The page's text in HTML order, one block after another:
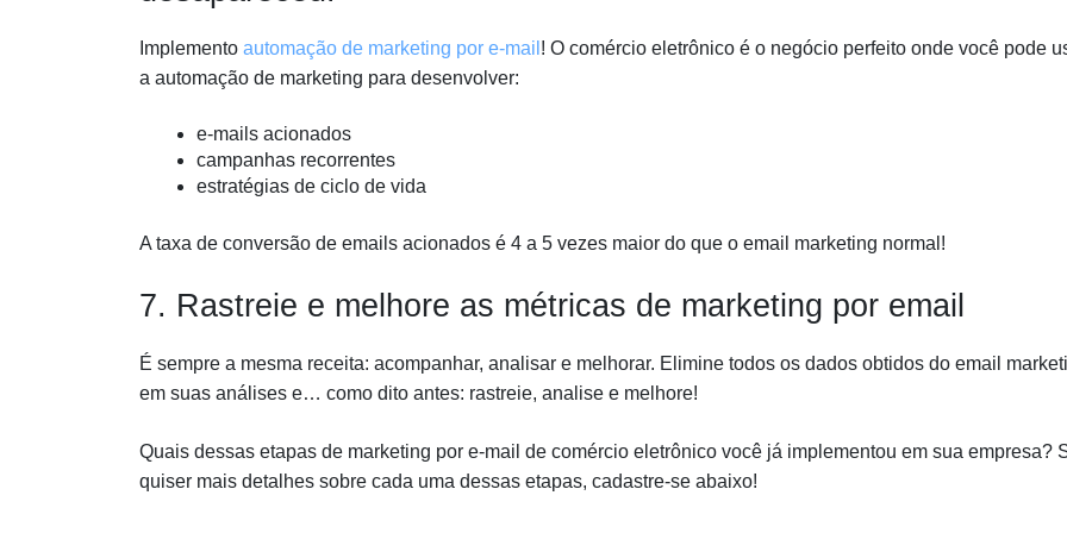
Implemento automação de marketing por e-mail ! O comércio eletrônico é o negócio perfeito onde você pode
a automação de marketing para desenvolver:
e-mails acionados
campanhas recorrentes
estratégias de ciclo de vida
A taxa de conversão de emails acionados é 4 a 5 vezes maior do que o email marketing normal!
7. Rastreie e melhore as métricas de marketing por email
É sempre a mesma receita: acompanhar, analisar e melhorar. Elimine todos os dados obtidos do email
em suas análises e… como dito antes: rastreie, analise e melhore!
Quais dessas etapas de marketing por e-mail de comércio eletrônico você já implementou em sua empresa?
quiser mais detalhes sobre cada uma dessas etapas, cadastre-se abaixo!